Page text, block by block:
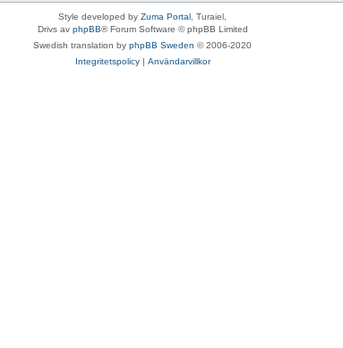
Style developed by Zuma Portal , Turaiel,
Drivs av phpBB® Forum Software © phpBB Limited
Swedish translation by phpBB Sweden © 2006-2020
Integritetspolicy| Användarvillkor